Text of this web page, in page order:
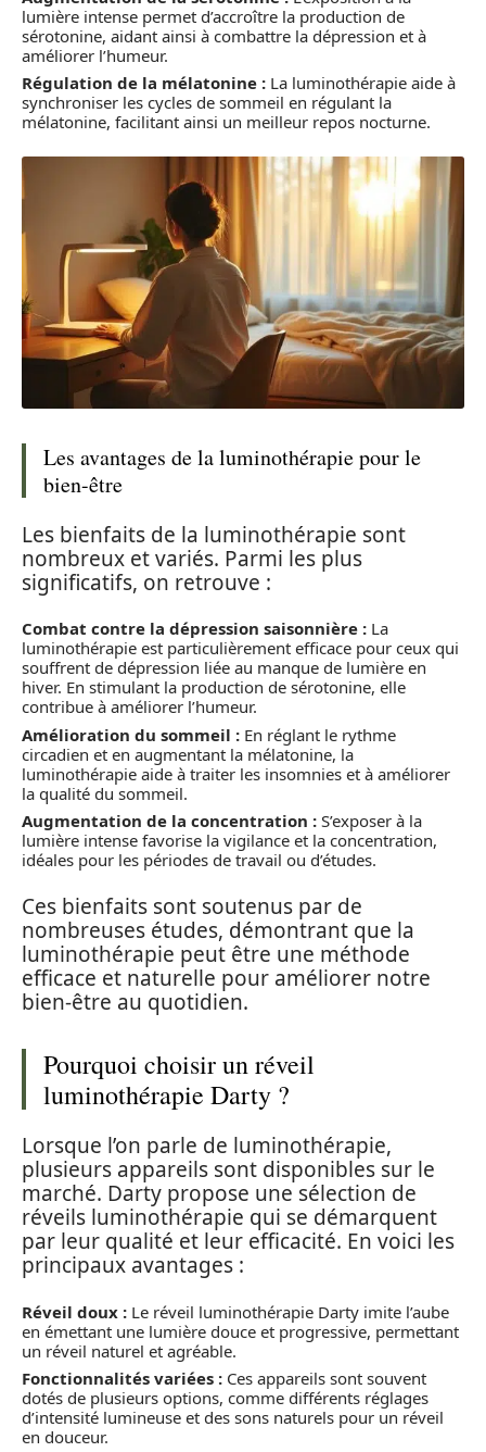
lumière intense permet d’accroître la production de
sérotonine, aidant ainsi à combattre la dépression et à
améliorer l’humeur.
Régulation de la mélatonine : La luminothérapie aide à
synchroniser les cycles de sommeil en régulant la
mélatonine, facilitant ainsi un meilleur repos nocturne.
Les avantages de la luminothérapie pour le
bien-être
Les bienfaits de la luminothérapie sont
nombreux et variés. Parmi les plus
significatifs, on retrouve :
Combat contre la dépression saisonnière : La
luminothérapie est particulièrement efficace pour ceux qui
souffrent de dépression liée au manque de lumière en
hiver. En stimulant la production de sérotonine, elle
contribue à améliorer l’humeur.
Amélioration du sommeil : En réglant le rythme
circadien et en augmentant la mélatonine, la
luminothérapie aide à traiter les insomnies et à améliorer
la qualité du sommeil.
Augmentation de la concentration : S’exposer à la
lumière intense favorise la vigilance et la concentration,
idéales pour les périodes de travail ou d’études.
Ces bienfaits sont soutenus par de
nombreuses études, démontrant que la
luminothérapie peut être une méthode
efficace et naturelle pour améliorer notre
bien-être au quotidien.
Pourquoi choisir un réveil
luminothérapie Darty ?
Lorsque l’on parle de luminothérapie,
plusieurs appareils sont disponibles sur le
marché. Darty propose une sélection de
réveils luminothérapie qui se démarquent
par leur qualité et leur efficacité. En voici les
principaux avantages :
Réveil doux : Le réveil luminothérapie Darty imite l’aube
en émettant une lumière douce et progressive, permettant
un réveil naturel et agréable.
Fonctionnalités variées : Ces appareils sont souvent
dotés de plusieurs options, comme différents réglages
d’intensité lumineuse et des sons naturels pour un réveil
en douceur.